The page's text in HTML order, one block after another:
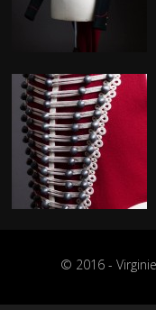
© 2016 -